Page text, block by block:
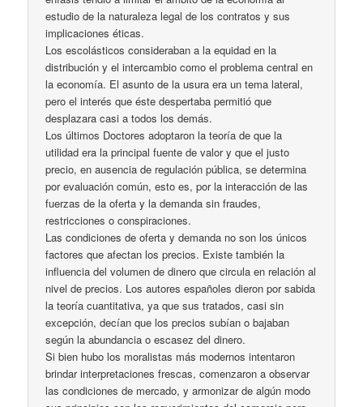
estudio de la naturaleza legal de los contratos y sus
implicaciones éticas.
Los escolásticos consideraban a la equidad en la
distribución y el intercambio como el problema central en
la economía. El asunto de la usura era un tema lateral,
pero el interés que éste despertaba permitió que
desplazara casi a todos los demás.
Los últimos Doctores adoptaron la teoría de que la
utilidad era la principal fuente de valor y que el justo
precio, en ausencia de regulación pública, se determina
por evaluación común, esto es, por la interacción de las
fuerzas de la oferta y la demanda sin fraudes,
restricciones o conspiraciones.
Las condiciones de oferta y demanda no son los únicos
factores que afectan los precios. Existe también la
influencia del volumen de dinero que circula en relación al
nivel de precios. Los autores españoles dieron por sabida
la teoría cuantitativa, ya que sus tratados, casi sin
excepción, decían que los precios subían o bajaban
según la abundancia o escasez del dinero.
Si bien hubo los moralistas más modernos intentaron
brindar interpretaciones frescas, comenzaron a observar
las condiciones de mercado, y armonizar de algún modo